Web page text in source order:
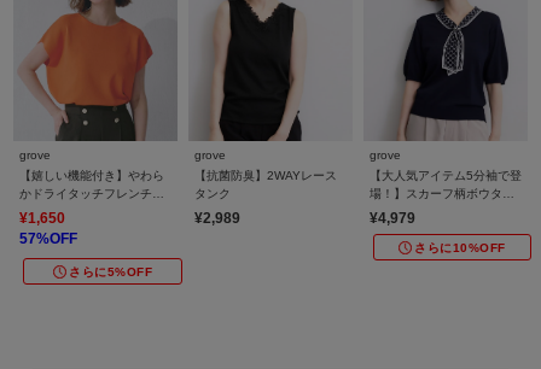
grove
【嬉しい機能付き】やわら
かドライタッチフレンチス
リーブニット
¥1,650
57%OFF
さらに5%OFF
grove
【抗菌防臭】2WAYレース
タンク
¥2,989
grove
【大人気アイテム5分袖で登
場！】スカーフ柄ボウタイ
五分袖ニットプルオーバ―
¥4,979
さらに10%OFF